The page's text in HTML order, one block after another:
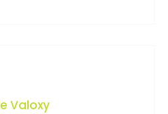
Valoxy